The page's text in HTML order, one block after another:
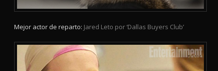
Mejor actor de reparto: Jared Leto por ‘Dallas Buyers Club’